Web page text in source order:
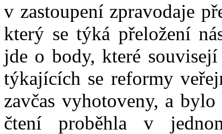
v zastoupení zpravodaje
který se týká přeložení
jde o body, které
týkajících se reformy
zavčas vyhotoveny, a
čtení proběhla v